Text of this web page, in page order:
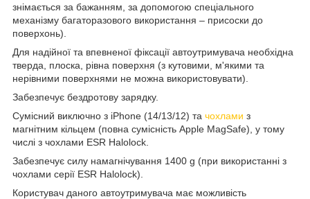
знімається за бажанням, за допомогою спеціального
механізму багаторазового використання – присоски до
поверхонь).
Для надійної та впевненої фіксації автоутримувача необхідна
тверда, плоска, рівна поверхня (з кутовими, м'якими та
нерівними поверхнями не можна використовувати).
Забезпечує бездротову зарядку.
Сумісний виключно з iPhone (14/13/12) та чохлами з
магнітним кільцем (повна сумісність Apple MagSafe), у тому
числі з чохлами ESR Halolock.
Забезпечує силу намагнічування 1400 g (при використанні з
чохлами серії ESR Halolock).
Користувач даного автоутримувача має можливість